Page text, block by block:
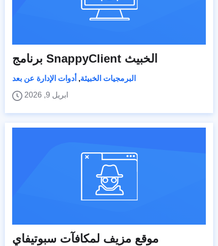
برنامج SnappyClient الخبيث
البرمجيات الخبيثة, أدوات الإدارة عن بعد
ابريل 9, 2026
موقع مزيف لمكافآت سبوتيفاي